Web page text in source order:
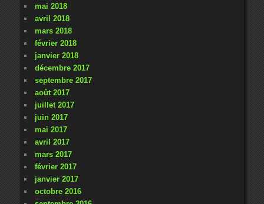
mai 2018
avril 2018
mars 2018
février 2018
janvier 2018
décembre 2017
septembre 2017
août 2017
juillet 2017
juin 2017
mai 2017
avril 2017
mars 2017
février 2017
janvier 2017
octobre 2016